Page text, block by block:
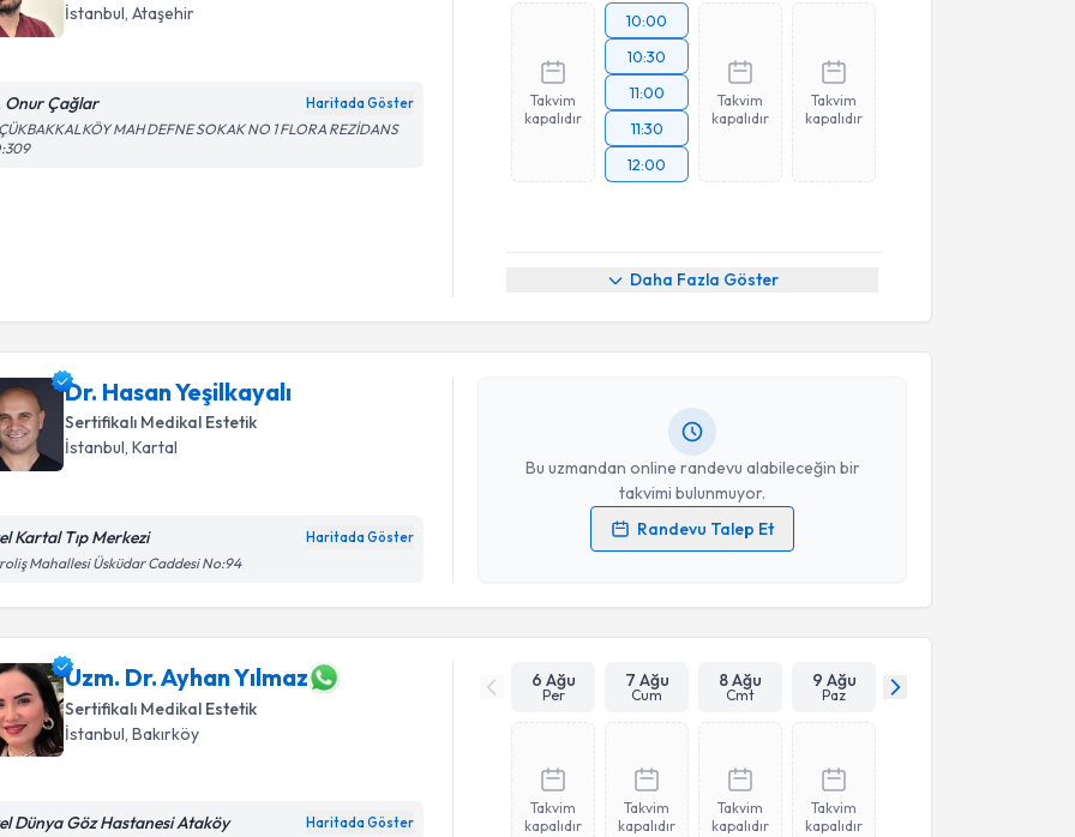
İstanbul, Ataşehir
Onur Çağlar Haritada Göster
MAH DEFNE SOKAK NO 1 FLORA REZİDANS
Takvim
kapalıdır
10:00
10:30
11:00
11:30
12:00
Takvim
kapalıdır
Takvim
kapalıdır
Daha Fazla Göster
Dr. Hasan Yeşilkayalı
Sertifikalı Medikal Estetik
İstanbul , Kartal
Kartal Tıp Merkezi Haritada Göster
Mahallesi Üsküdar Caddesi No:94
Bu uzmandan online randevu alabileceğin bir
takvimi bulunmuyor.
Randevu Talep Et
Randevu Takvimi Talebi
Kişisel verilerimin işlenmesine ilişkinAydınlatma Metni
Takvim Talebini Gönder
Uzm. Dr. Ayhan Yılmaz
Sertifikalı Medikal Estetik
İstanbul , Bakırköy
Dünya Göz Hastanesi Ataköy Haritada Göster
6 Ağu
Per
7 Ağu
Cum
8 Ağu
Cmt
9 Ağu
Paz
Takvim
kapalıdır
Takvim
kapalıdır
Takvim
kapalıdır
Takvim
kapalıdır